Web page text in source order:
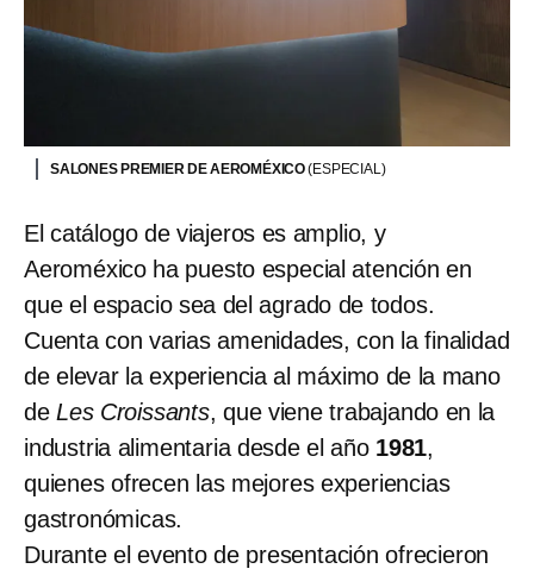
SALONES PREMIER DE AEROMÉXICO(ESPECIAL)
El catálogo de viajeros es amplio, y
Aeroméxico ha puesto especial atención en
que el espacio sea del agrado de todos.
Cuenta con varias amenidades, con la finalidad
de elevar la experiencia al máximo de la mano
de Les Croissants, que viene trabajando en la
industria alimentaria desde el año 1981,
quienes ofrecen las mejores experiencias
gastronómicas.
Durante el evento de presentación ofrecieron